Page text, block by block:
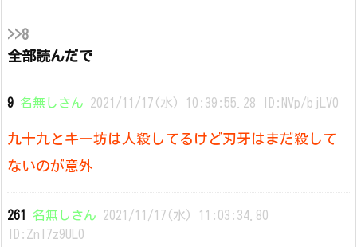
>>8
全部読んだで
9 名無しさん 2021/11/17(水) 10:39:55.28 ID:NVp/bjLV0
九十九とキー坊は人殺してるけど刃牙はまだ殺して
ないのが意外
261 名無しさん 2021/11/17(水) 11:03:34.80
ID:Znl7z9UL0